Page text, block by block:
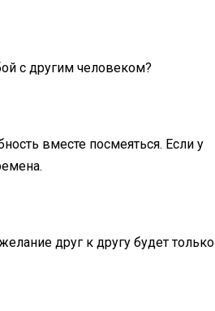
с другим человеком?
вместе посмеяться. Если у
друг к другу будет только